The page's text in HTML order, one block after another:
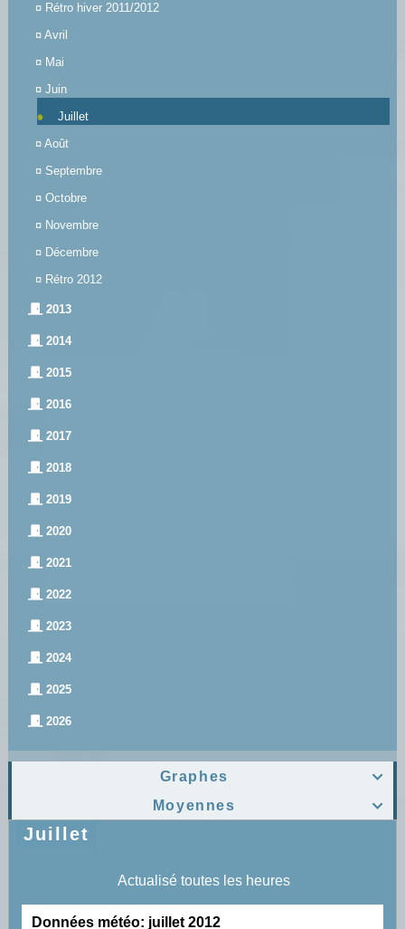
¤ Rétro hiver 2011/2012
¤ Avril
¤ Mai
¤ Juin
Juillet
¤ Août
¤ Septembre
¤ Octobre
¤ Novembre
¤ Décembre
¤ Rétro 2012
2013
2014
2015
2016
2017
2018
2019
2020
2021
2022
2023
2024
2025
2026

Graphes

Moyennes
Juillet
Actualisé toutes les heures